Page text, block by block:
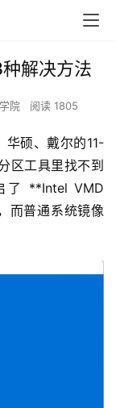
解决方法
院 阅读 1805
华硕、戴尔的11-
区工具里找不到
了 **Intel VMD
而普通系统镜像